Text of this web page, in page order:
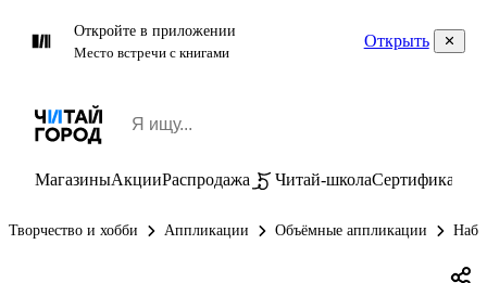
Откройте в приложении
Место встречи с книгами
Открыть
МагазиныАкцииРаспродажа Читай-школаСертификаты
Творчество и хобби Аппликации Объёмные аппликации